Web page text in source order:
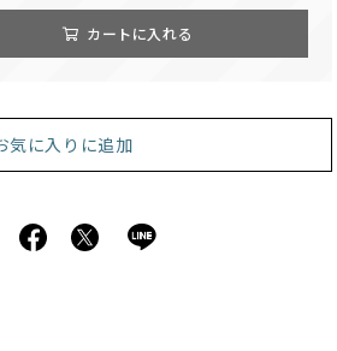
カートに入れる
気に入りに追加